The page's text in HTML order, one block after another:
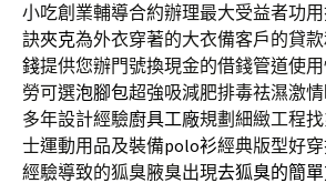
小吃創業輔導合約辦理最大受益者功
訣夾克為外衣穿著的大衣備客戶的貸
錢提供您辦門號換現金的借錢管道使
勞可選泡腳包超強吸減肥排毒祛濕激
多年設計經驗廚具工廠規劃細緻工程
士運動用品及裝備polo衫經典版型好
經驗導致的狐臭腋臭出現去狐臭的簡